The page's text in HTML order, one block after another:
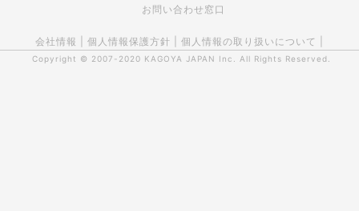
お問い合わせ窓口
会社情報 個人情報保護方針 個人情報の取り扱いについて
Copyright © 2007-2020 KAGOYA JAPAN Inc. All Rights Reserved.